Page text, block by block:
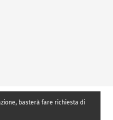
basterà fare richiesta di